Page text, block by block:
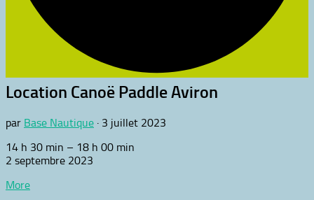
Location Canoë Paddle Aviron
par Base Nautique · 3 juillet 2023
Location
Canoë
Aviron
14 h 30 min – 18 h 00 min
2 septembre 2023
Moreabout